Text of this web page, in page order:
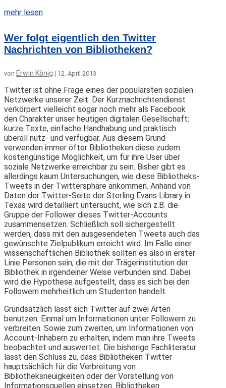
mehr lesen
Wer folgt eigentlich den Twitter
Nachrichten von Bibliotheken?
von Erwin König | 12. April 2013
Twitter ist ohne Frage eines der populärsten sozialen
Netzwerke unserer Zeit. Der Kurznachrichtendienst
verkörpert vielleicht sogar noch mehr als Facebook
den Charakter unser heutigen digitalen Gesellschaft:
kurze Texte, einfache Handhabung und praktisch
überall nutz- und verfügbar. Aus diesem Grund
verwenden immer öfter Bibliotheken diese zudem
kostengünstige Möglichkeit, um für ihre User über
soziale Netzwerke erreichbar zu sein. Bisher gibt es
allerdings kaum Untersuchungen, wie diese Bibliotheks-
Tweets in der Twittersphäre ankommen. Anhand von
Daten der Twitter-Seite der Sterling Evans Library in
Texas wird detailliert untersucht, wie sich z.B. die
Gruppe der Follower dieses Twitter-Accounts
zusammensetzen. Schließlich soll sichergestellt
werden, dass mit den ausgesendeten Tweets auch das
gewünschte Zielpublikum erreicht wird. Im Falle einer
wissenschaftlichen Bibliothek sollten es also in erster
Linie Personen sein, die mit der Trägerinstitution der
Bibliothek in irgendeiner Weise verbunden sind. Dabei
wird die Hypothese aufgestellt, dass es sich bei den
Followern mehrheitlich um Studenten handelt.
Grundsätzlich lässt sich Twitter auf zwei Arten
benutzen. Einmal um Informationen unter Followern zu
verbreiten. Sowie zum zweiten, um Informationen von
Account-Inhabern zu erhalten, indem man ihre Tweets
beobachtet und auswertet. Die bisherige Fachliteratur
lässt den Schluss zu, dass Bibliotheken Twitter
hauptsächlich für die Verbreitung von
Bibliotheksneuigkeiten oder der Vorstellung von
Informationsquellen einsetzen. Bibliotheken